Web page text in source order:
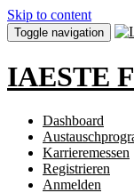
Skip to content
Toggle navigation
IAESTE
Dashboard
Karrieremessen
Registrieren
Anmelden